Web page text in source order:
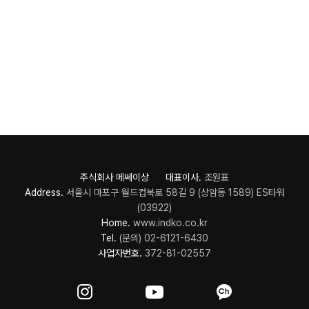
주식회사 메쎄이상 대표이사. 조원표
Address. 서울시 마포구 월드컵북로 58길 9 (상암동 1589) ES타워
(03922)
Home. www.indko.co.kr
Tel. (문의) 02-6121-6430
사업자번호. 372-81-02557